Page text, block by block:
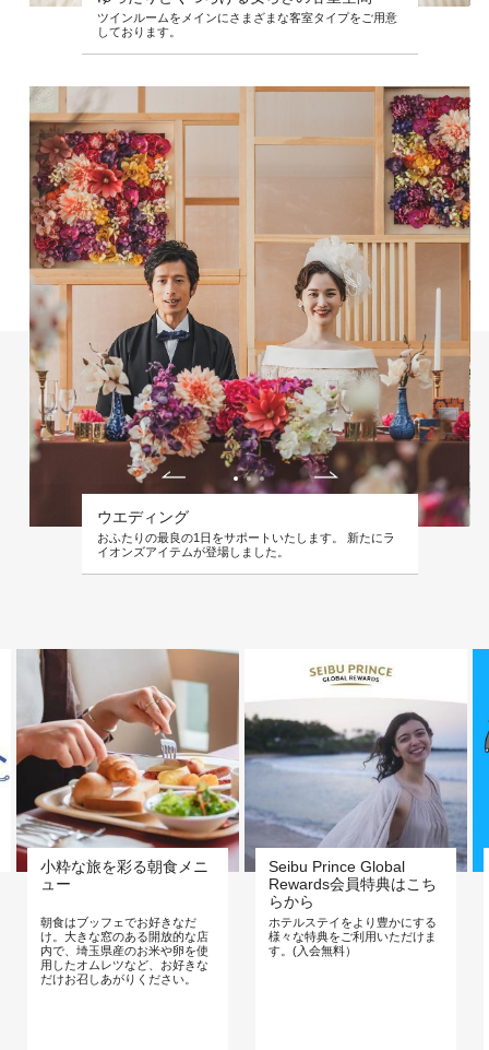
ツインルームをメインにさまざまな客室タイプをご用意
しております。
ウエディング
おふたりの最良の1日をサポートいたします。 新たにラ
イオンズアイテムが登場しました。
小粋な旅を彩る朝食メニ
ュー
朝食はブッフェでお好きなだ
け。大きな窓のある開放的な店
内で、埼玉県産のお米や卵を使
用したオムレツなど、お好きな
だけお召しあがりください。
Seibu Prince Global
Rewards会員特典はこち
らから
ホテルステイをより豊かにする
様々な特典をご利用いただけま
す。(入会無料）